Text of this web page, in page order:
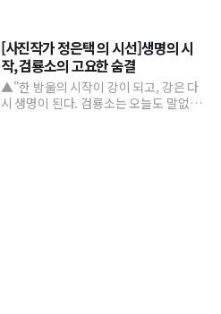
[사진작가 정은택 의 시선]생명의 시
작, 검룡소의 고요한 숨결
▲"한 방울의 시작이 강이 되고, 강은 다
시 생명이 된다. 검룡소는 오늘도 말없이